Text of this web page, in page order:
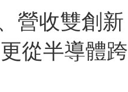
營收雙創新
從半導體跨